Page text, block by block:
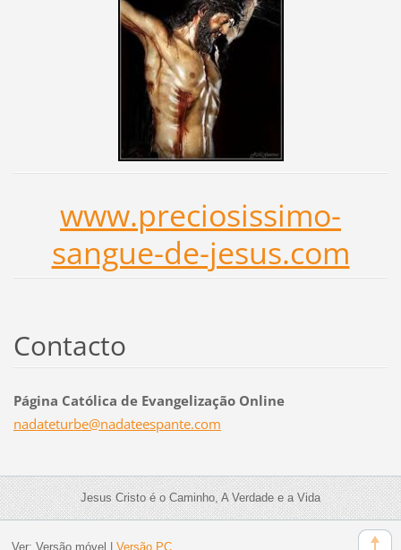
www.preciosissimo-
sangue-de-jesus.com
Contacto
Página Católica de Evangelização Online
nadateturbe@nadateespante.com
Jesus Cristo é o Caminho, A Verdade e a Vida
Ver: Versão móvel Versão PC